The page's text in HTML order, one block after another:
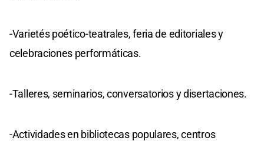
-Varietés poético-teatrales, feria de editoriales y
celebraciones performáticas.
-Talleres, seminarios, conversatorios y disertaciones.
-Actividades en bibliotecas populares, centros